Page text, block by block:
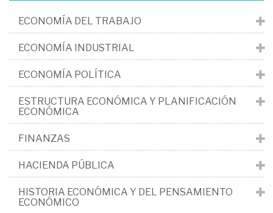
ECONOMÍA DEL TRABAJO
ECONOMÍA INDUSTRIAL
ECONOMÍA POLÍTICA
ESTRUCTURA ECONÓMICA Y PLANIFICACIÓN
ECONÓMICA
FINANZAS
HACIENDA PÚBLICA
HISTORIA ECONÓMICA Y DEL PENSAMIENTO
ECONÓMICO